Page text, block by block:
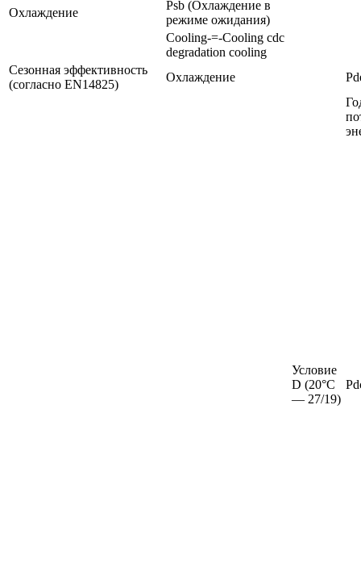
Охлаждение
Psb (Охлаждение в
режиме ожидания)
Cooling-=-Cooling cdc
degradation cooling
Сезонная эффективность
(согласно EN14825)
Охлаждение
Условие
D (20°C
— 27/19)